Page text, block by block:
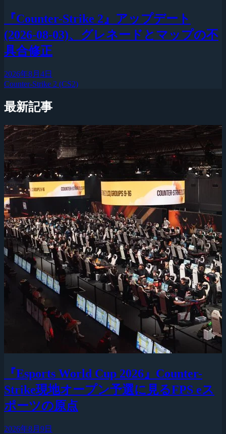
『Counter-Strike 2』アップデート
(2026-08-03)、グレネードとマップの不
具合修正
2026年8月4日
Counter-Strike 2 (CS2)
最新記事
『Esports World Cup 2026』Counter-
Strike現地オープン予選に見るFPS eス
ポーツの原点
2026年8月9日